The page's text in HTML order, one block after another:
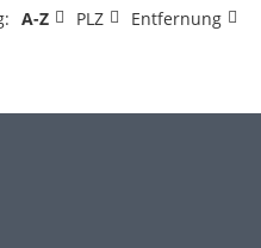
A-Z PLZ
Entfernung